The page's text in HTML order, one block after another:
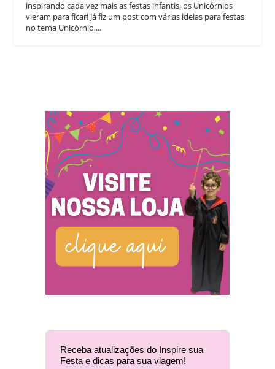
inspirando cada vez mais as festas infantis, os Unicórnios
vieram para ficar! Já fiz um post com várias ideias para festas
no tema Unicórnio,...
Receba atualizações do Inspire sua
Festa e dicas para sua viagem!